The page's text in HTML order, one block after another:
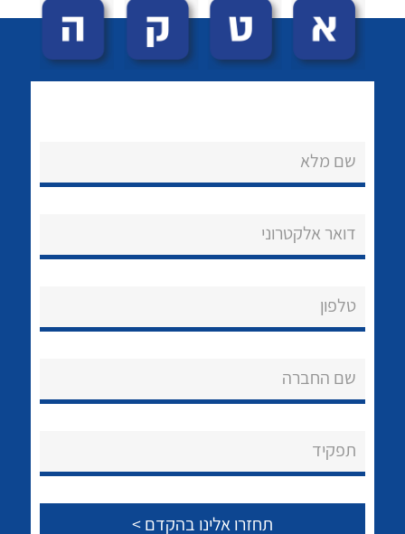
הצוות שלנו
שירותי תמיכה
לכל מוצרי היצרן לכל מוצרי היצרן
שם מלא
דואר אלקטרוני
טלפון
שם החברה
תפקיד